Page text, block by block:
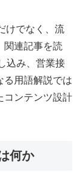
けでなく、流
関連記事を読
込み、営業接
る用語解説では
コンテンツ設計
何か